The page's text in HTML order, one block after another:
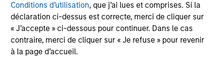
Conditions d’utilisation, que j’ai lues et comprises. Si la
déclaration ci-dessus est correcte, merci de cliquer sur
« J’accepte » ci-dessous pour continuer. Dans le cas
contraire, merci de cliquer sur « Je refuse » pour revenir
à la page d’accueil.
May not represent all Team Members.